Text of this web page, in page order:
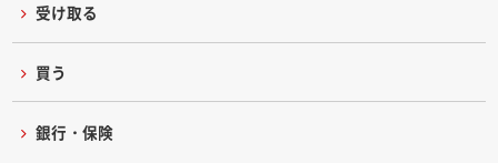
受け取る
買う
銀行・保険